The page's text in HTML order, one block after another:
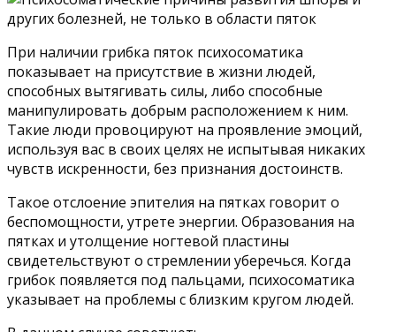
При наличии грибка пяток психосоматика
показывает на присутствие в жизни людей,
способных вытягивать силы, либо способные
манипулировать добрым расположением к ним.
Такие люди провоцируют на проявление эмоций,
используя вас в своих целях не испытывая никаких
чувств искренности, без признания достоинств.
Такое отслоение эпителия на пятках говорит о
беспомощности, утрете энергии. Образования на
пятках и утолщение ногтевой пластины
свидетельствуют о стремлении уберечься. Когда
грибок появляется под пальцами, психосоматика
указывает на проблемы с близким кругом людей.